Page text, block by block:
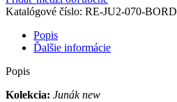
Katalógové číslo: RE-JU2-070-BORD
Popis
Ďalšie informácie
Popis
Kolekcia: Junák new